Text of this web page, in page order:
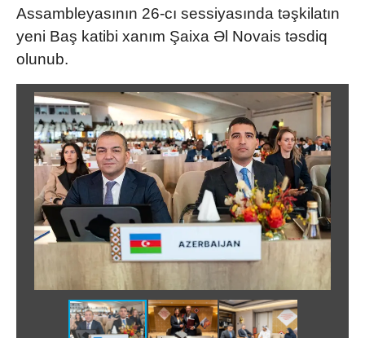
Assambleyasının 26-cı sessiyasında təşkilatın
yeni Baş katibi xanım Şaixa Əl Novais təsdiq
olunub.